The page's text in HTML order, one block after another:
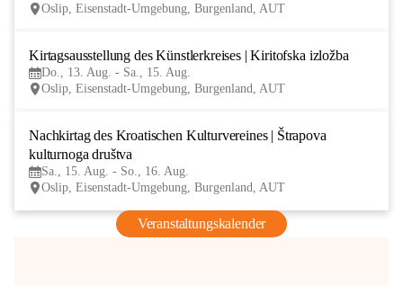
Oslip, Eisenstadt-Umgebung, Burgenland, AUT
Kirtagsausstellung des Künstlerkreises | Kiritofska izložba
Do., 13. Aug. - Sa., 15. Aug.
Oslip, Eisenstadt-Umgebung, Burgenland, AUT
Nachkirtag des Kroatischen Kulturvereines | Štrapova
kulturnoga društva
Sa., 15. Aug. - So., 16. Aug.
Oslip, Eisenstadt-Umgebung, Burgenland, AUT
Veranstaltungskalender